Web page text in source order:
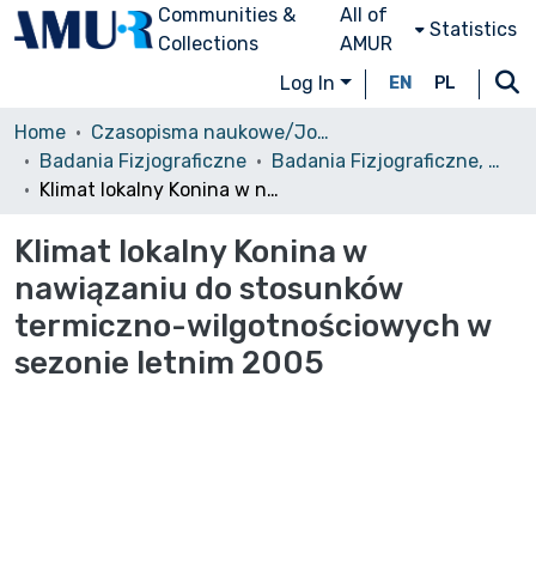
Communities &
Collections
All of
AMUR
Statistics
Log In EN PL
Home
Czasopisma naukowe/Journals
Badania Fizjograficzne
Badania Fizjograficzne, Seria A, Tom 59, 2008
Klimat lokalny Konina w nawiązaniu do stosunków termiczno-wilgotnościowych w sezonie letnim 2005
Klimat lokalny Konina w
nawiązaniu do stosunków
termiczno-wilgotnościowych w
sezonie letnim 2005